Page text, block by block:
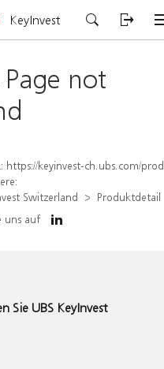
KeyInvest
not
https://keyinvest-ch.ubs.com/produkt/detail/index/isin/CH1578791688
Switzerland
Produktdetail
uns auf
Sie UBS KeyInvest